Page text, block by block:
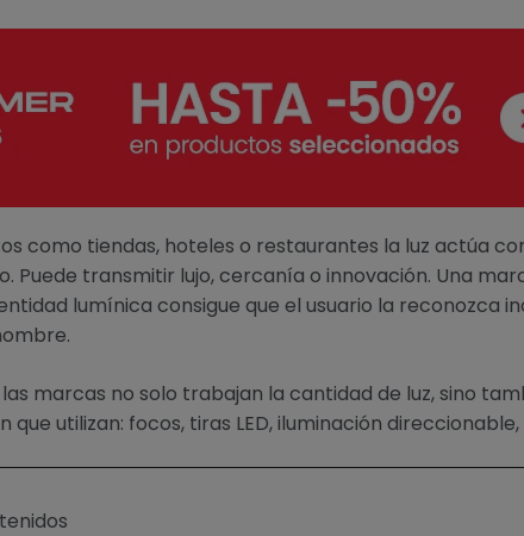
como tiendas, hoteles o restaurantes la luz actúa
Puede transmitir lujo, cercanía o innovación. Una
lumínica consigue que el usuario la reconozca
marcas no solo trabajan la cantidad de luz, sino
que utilizan: focos, tiras LED, iluminación